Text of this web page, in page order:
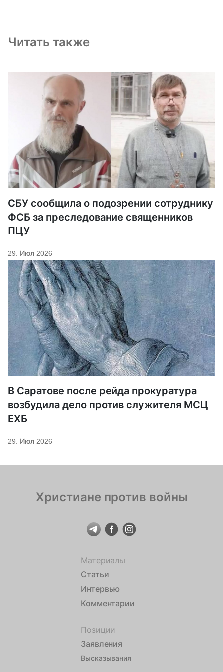
Читать также
СБУ сообщила о подозрении сотруднику
ФСБ за преследование священников
ПЦУ
29. Июл 2026
В Саратове после рейда прокуратура
возбудила дело против служителя МСЦ
ЕХБ
29. Июл 2026
Христиане против войны
Материалы
Статьи
Интервью
Комментарии
Позиции
Заявления
Высказывания